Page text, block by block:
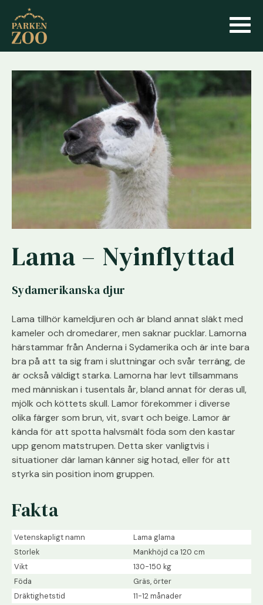
Lama – Nyinflyttad
Sydamerikanska djur
Lama tillhör kameldjuren och är bland annat släkt med
kameler och dromedarer, men saknar pucklar. Lamorna
härstammar från Anderna i Sydamerika och är inte bara
bra på att ta sig fram i sluttningar och svår terräng, de
är också väldigt starka. Lamorna har levt tillsammans
med människan i tusentals år, bland annat för deras ull,
mjölk och köttets skull. Lamor förekommer i diverse
olika färger som brun, vit, svart och beige. Lamor är
kända för att spotta halvsmält föda som den kastar
upp genom matstrupen. Detta sker vanligtvis i
situationer där laman känner sig hotad, eller för att
styrka sin position inom gruppen.
Fakta
Vetenskapligt namn
Lama glama
Storlek
Mankhöjd ca 120 cm
Vikt
130-150 kg
Föda
Gräs, örter
Dräktighetstid
11-12 månader